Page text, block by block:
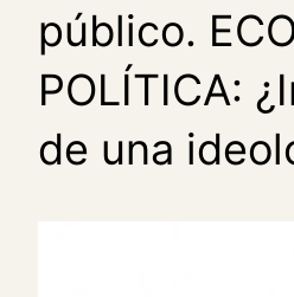
público.
POLÍTICA:
de una